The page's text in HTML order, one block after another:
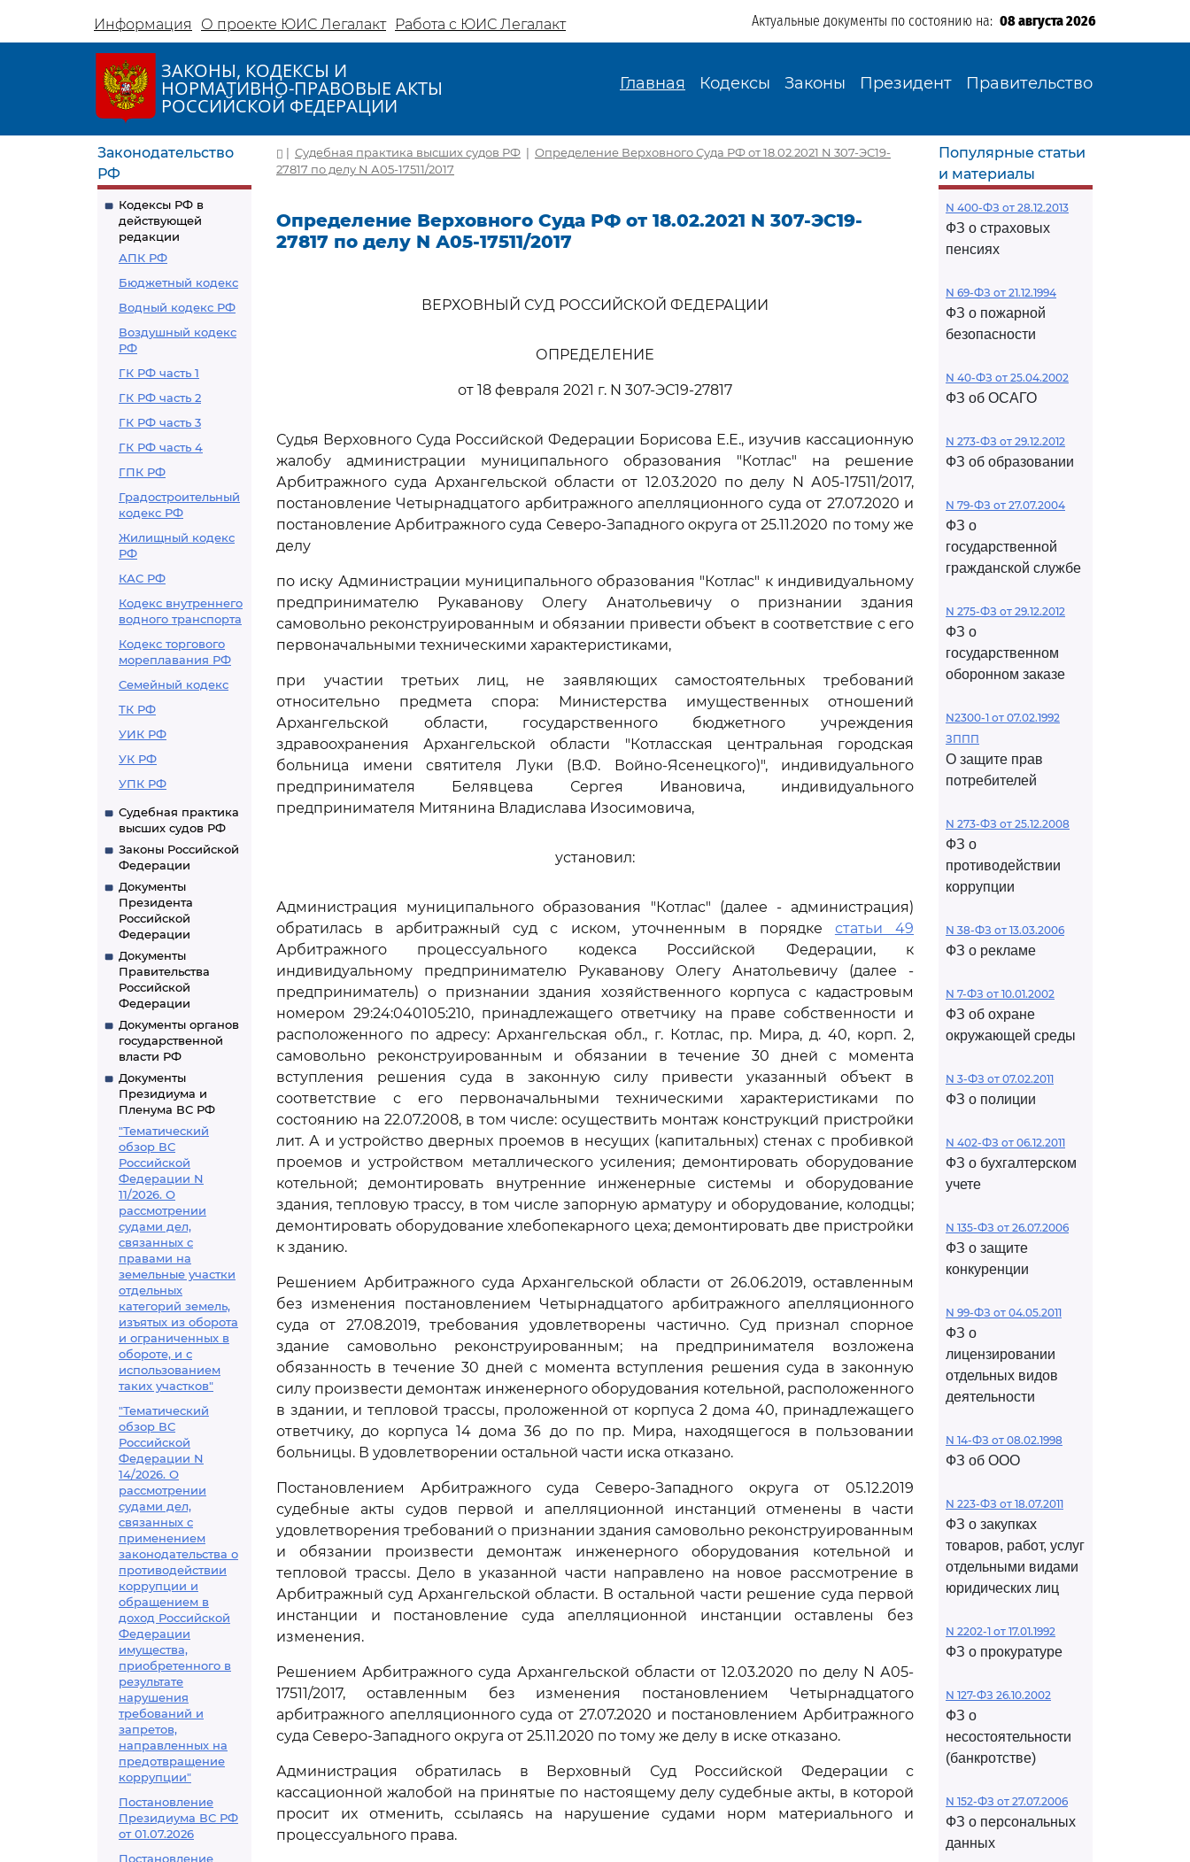
Информация О проекте ЮИС Легалакт Работа с ЮИС Легалакт Актуальные документы по состоянию на: 08 августа 2026
ЗАКОНЫ, КОДЕКСЫ И
НОРМАТИВНО-ПРАВОВЫЕ АКТЫ
РОССИЙСКОЙ ФЕДЕРАЦИИ
Главная Кодексы Законы Президент Правительство
Законодательство
РФ
Кодексы РФ в
действующей
редакции
АПК РФ
Бюджетный кодекс
Водный кодекс РФ
Воздушный кодекс
РФ
ГК РФ часть 1
ГК РФ часть 2
ГК РФ часть 3
ГК РФ часть 4
ГПК РФ
Градостроительный
кодекс РФ
Жилищный кодекс
РФ
КАС РФ
Кодекс внутреннего
водного транспорта
Кодекс торгового
мореплавания РФ
Семейный кодекс
ТК РФ
УИК РФ
УК РФ
УПК РФ
Судебная практика
высших судов РФ
Законы Российской
Федерации
Документы
Президента
Российской
Федерации
Документы
Правительства
Российской
Федерации
Документы органов
государственной
власти РФ
Документы
Президиума и
Пленума ВС РФ
"Тематический
обзор ВС
Российской
Федерации N
11/2026. О
рассмотрении
судами дел,
связанных с
правами на
земельные участки
отдельных
категорий земель,
изъятых из оборота
и ограниченных в
обороте, и с
использованием
таких участков"
"Тематический
обзор ВС
Российской
Федерации N
14/2026. О
рассмотрении
судами дел,
связанных с
применением
законодательства о
противодействии
коррупции и
обращением в
доход Российской
Федерации
имущества,
приобретенного в
результате
нарушения
требований и
запретов,
направленных на
предотвращение
коррупции"
Постановление
Президиума ВС РФ
от 01.07.2026
Постановление
| Судебная практика высших судов РФ | Определение Верховного Суда РФ от 18.02.2021 N 307-ЭС19-
27817 по делу N А05-17511/2017
Определение Верховного Суда РФ от 18.02.2021 N 307-ЭС19-
27817 по делу N А05-17511/2017
ВЕРХОВНЫЙ СУД РОССИЙСКОЙ ФЕДЕРАЦИИ
ОПРЕДЕЛЕНИЕ
от 18 февраля 2021 г. N 307-ЭС19-27817
Судья Верховного Суда Российской Федерации Борисова Е.Е., изучив кассационную
жалобу администрации муниципального образования "Котлас" на решение
Арбитражного суда Архангельской области от 12.03.2020 по делу N А05-17511/2017,
постановление Четырнадцатого арбитражного апелляционного суда от 27.07.2020 и
постановление Арбитражного суда Северо-Западного округа от 25.11.2020 по тому же
делу
по иску Администрации муниципального образования "Котлас" к индивидуальному
предпринимателю Рукаванову Олегу Анатольевичу о признании здания
самовольно реконструированным и обязании привести объект в соответствие с его
первоначальными техническими характеристиками,
при участии третьих лиц, не заявляющих самостоятельных требований
относительно предмета спора: Министерства имущественных отношений
Архангельской области, государственного бюджетного учреждения
здравоохранения Архангельской области "Котласская центральная городская
больница имени святителя Луки (В.Ф. Войно-Ясенецкого)", индивидуального
предпринимателя Белявцева Сергея Ивановича, индивидуального
предпринимателя Митянина Владислава Изосимовича,
установил:
Администрация муниципального образования "Котлас" (далее - администрация)
обратилась в арбитражный суд с иском, уточненным в порядке статьи 49
Арбитражного процессуального кодекса Российской Федерации, к
индивидуальному предпринимателю Рукаванову Олегу Анатольевичу (далее -
предприниматель) о признании здания хозяйственного корпуса с кадастровым
номером 29:24:040105:210, принадлежащего ответчику на праве собственности и
расположенного по адресу: Архангельская обл., г. Котлас, пр. Мира, д. 40, корп. 2,
самовольно реконструированным и обязании в течение 30 дней с момента
вступления решения суда в законную силу привести указанный объект в
соответствие с его первоначальными техническими характеристиками по
состоянию на 22.07.2008, в том числе: осуществить монтаж конструкций пристройки
лит. А и устройство дверных проемов в несущих (капитальных) стенах с пробивкой
проемов и устройством металлического усиления; демонтировать оборудование
котельной; демонтировать внутренние инженерные системы и оборудование
здания, тепловую трассу, в том числе запорную арматуру и оборудование, колодцы;
демонтировать оборудование хлебопекарного цеха; демонтировать две пристройки
к зданию.
Решением Арбитражного суда Архангельской области от 26.06.2019, оставленным
без изменения постановлением Четырнадцатого арбитражного апелляционного
суда от 27.08.2019, требования удовлетворены частично. Суд признал спорное
здание самовольно реконструированным; на предпринимателя возложена
обязанность в течение 30 дней с момента вступления решения суда в законную
силу произвести демонтаж инженерного оборудования котельной, расположенного
в здании, и тепловой трассы, проложенной от корпуса 2 дома 40, принадлежащего
ответчику, до корпуса 14 дома 36 до по пр. Мира, находящегося в пользовании
больницы. В удовлетворении остальной части иска отказано.
Постановлением Арбитражного суда Северо-Западного округа от 05.12.2019
судебные акты судов первой и апелляционной инстанций отменены в части
удовлетворения требований о признании здания самовольно реконструированным
и обязании произвести демонтаж инженерного оборудования котельной и
тепловой трассы. Дело в указанной части направлено на новое рассмотрение в
Арбитражный суд Архангельской области. В остальной части решение суда первой
инстанции и постановление суда апелляционной инстанции оставлены без
изменения.
Решением Арбитражного суда Архангельской области от 12.03.2020 по делу N А05-
17511/2017, оставленным без изменения постановлением Четырнадцатого
арбитражного апелляционного суда от 27.07.2020 и постановлением Арбитражного
суда Северо-Западного округа от 25.11.2020 по тому же делу в иске отказано.
Администрация обратилась в Верховный Суд Российской Федерации с
кассационной жалобой на принятые по настоящему делу судебные акты, в которой
просит их отменить, ссылаясь на нарушение судами норм материального и
процессуального права.
Популярные статьи
и материалы
N 400-ФЗ от 28.12.2013
ФЗ о страховых
пенсиях
N 69-ФЗ от 21.12.1994
ФЗ о пожарной
безопасности
N 40-ФЗ от 25.04.2002
ФЗ об ОСАГО
N 273-ФЗ от 29.12.2012
ФЗ об образовании
N 79-ФЗ от 27.07.2004
ФЗ о
государственной
гражданской службе
N 275-ФЗ от 29.12.2012
ФЗ о
государственном
оборонном заказе
N2300-1 от 07.02.1992
ЗППП
О защите прав
потребителей
N 273-ФЗ от 25.12.2008
ФЗ о
противодействии
коррупции
N 38-ФЗ от 13.03.2006
ФЗ о рекламе
N 7-ФЗ от 10.01.2002
ФЗ об охране
окружающей среды
N 3-ФЗ от 07.02.2011
ФЗ о полиции
N 402-ФЗ от 06.12.2011
ФЗ о бухгалтерском
учете
N 135-ФЗ от 26.07.2006
ФЗ о защите
конкуренции
N 99-ФЗ от 04.05.2011
ФЗ о
лицензировании
отдельных видов
деятельности
N 14-ФЗ от 08.02.1998
ФЗ об ООО
N 223-ФЗ от 18.07.2011
ФЗ о закупках
товаров, работ, услуг
отдельными видами
юридических лиц
N 2202-1 от 17.01.1992
ФЗ о прокуратуре
N 127-ФЗ 26.10.2002
ФЗ о
несостоятельности
(банкротстве)
N 152-ФЗ от 27.07.2006
ФЗ о персональных
данных